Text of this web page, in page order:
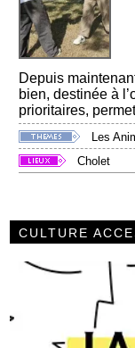
Depuis
bien, destinée à
prioritaires,
Les
Cholet
CULTURE